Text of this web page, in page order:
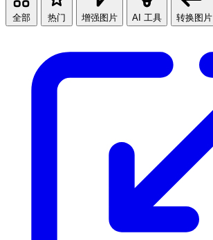
全部 热门 增强图片 AI 工具 转换图片